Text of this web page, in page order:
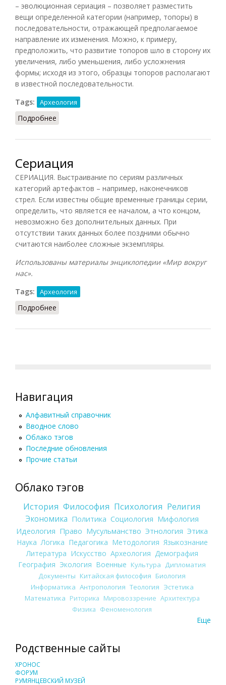
– эволюционная сериация – позволяет разместить
вещи определенной категории (например, топоры) в
последовательности, отражающей предполагаемое
направление их изменения. Можно, к примеру,
предположить, что развитие топоров шло в сторону их
увеличения, либо уменьшения, либо усложнения
формы; исходя из этого, образцы топоров располагают
в известной последовательности.
Tags:
Археология
Подробнее
Сериация
СЕРИАЦИЯ. Выстраивание по сериям различных
категорий артефактов – например, наконечников
стрел. Если известны общие временные границы серии,
определить, что является ее началом, а что концом,
невозможно без дополнительных данных. При
отсутствии таких данных более поздними обычно
считаются наиболее сложные экземпляры.
Использованы материалы энциклопедии «Мир вокруг
нас».
Tags:
Археология
Подробнее
Навигация
Алфавитный справочник
Вводное слово
Облако тэгов
Последние обновления
Прочие статьи
Облако тэгов
История Философия Психология Религия
Экономика Политика Социология Мифология
Идеология Право Мусульманство Этнология Этика
Наука Логика Педагогика Методология Языкознание
Литература Искусство Археология Демография
География Экология Военные Культура
Дипломатия
Документы Китайская философия Биология
Информатика Антропология Теология Эстетика
Математика Риторика Мировоззрение Архитектура
Физика Феноменология
Еще
Родственные сайты
ХРОНОС
ФОРУМ
РУМЯНЦЕВСКИЙ МУЗЕЙ